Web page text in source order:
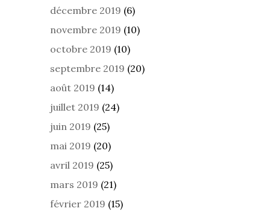
décembre 2019 (6)
novembre 2019 (10)
octobre 2019 (10)
septembre 2019 (20)
août 2019 (14)
juillet 2019 (24)
juin 2019 (25)
mai 2019 (20)
avril 2019 (25)
mars 2019 (21)
février 2019 (15)